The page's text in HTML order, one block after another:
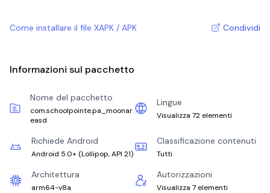
Come installare il file XAPK / APK Condividi
Informazioni sul pacchetto
Nome del pacchetto
com.schoolpointe.pa_moonar
easd
Lingue
Visualizza 72 elementi
Richiede Android
Android 5.0+ (Lollipop, API 21)
Classificazione contenuti
Tutti
Architettura
arm64-v8a
Autorizzazioni
Visualizza 7 elementi